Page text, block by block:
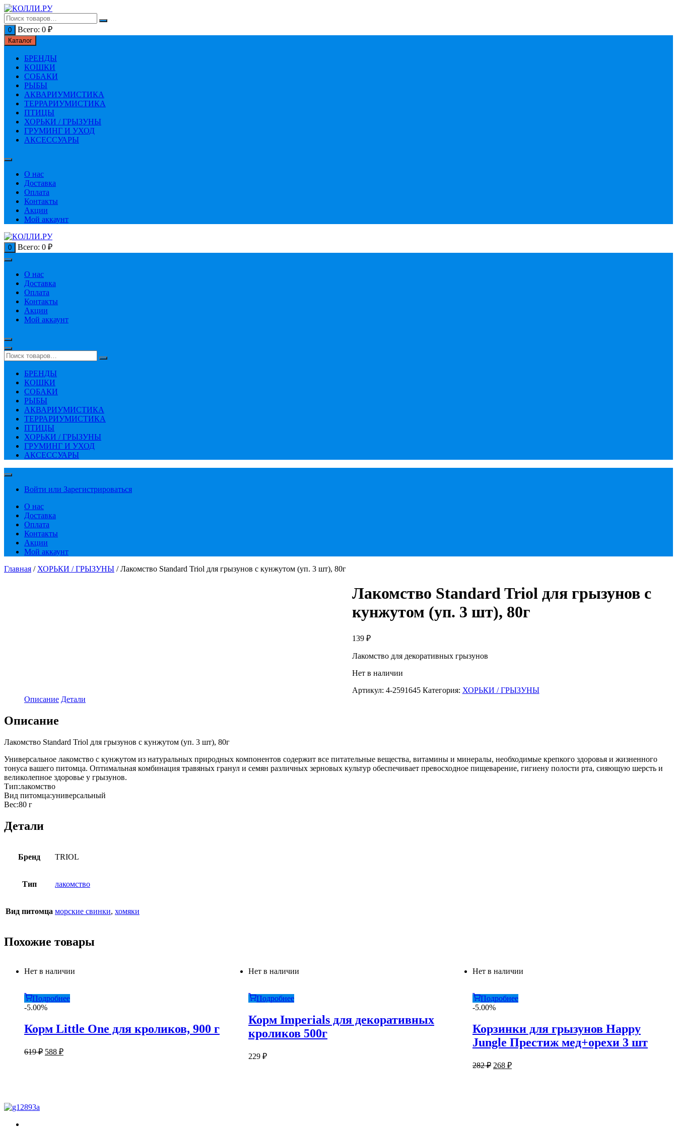
Перейти
к
содержимому
0 Всего: 0 ₽
Каталог
БРЕНДЫ
КОШКИ
СОБАКИ
РЫБЫ
АКВАРИУМИСТИКА
ТЕРРАРИУМИСТИКА
ПТИЦЫ
ХОРЬКИ / ГРЫЗУНЫ
ГРУМИНГ И УХОД
АКСЕССУАРЫ
О нас
Доставка
Оплата
Контакты
Акции
Мой аккаунт
0 Всего: 0 ₽
О нас
Доставка
Оплата
Контакты
Акции
Мой аккаунт
БРЕНДЫ
КОШКИ
СОБАКИ
РЫБЫ
АКВАРИУМИСТИКА
ТЕРРАРИУМИСТИКА
ПТИЦЫ
ХОРЬКИ / ГРЫЗУНЫ
ГРУМИНГ И УХОД
АКСЕССУАРЫ
Войти или Зарегистрироваться
О нас
Доставка
Оплата
Контакты
Акции
Мой аккаунт
Главная / ХОРЬКИ / ГРЫЗУНЫ / Лакомство Standard Triol для грызунов с кунжутом (уп. 3 шт), 80г
Лакомство Standard Triol для грызунов с
кунжутом (уп. 3 шт), 80г
139 ₽
Лакомство для декоративных грызунов
Нет в наличии
Артикул: 4-2591645 Категория: ХОРЬКИ / ГРЫЗУНЫ
Описание Детали
Описание
Лакомство Standard Triol для грызунов с кунжутом (уп. 3 шт), 80г
Универсальное лакомство с кунжутом из натуральных природных компонентов содержит все питательные вещества, витамины и минералы, необходимые крепкого здоровья и жизненного
тонуса вашего питомца. Оптимальная комбинация травяных гранул и семян различных зерновых культур обеспечивает превосходное пищеварение, гигиену полости рта, сияющую шерсть и
великолепное здоровье у грызунов.
Тип:лакомство
Вид питомца:универсальный
Вес:80 г
Детали
Бренд TRIOL
Тип лакомство
Вид питомца морские свинки, хомяки
Похожие товары
Нет в наличии
Подробнее
-5.00%
Корм Little One для кроликов, 900 г
619₽ Первоначальная
588 ₽Текущая
Нет в наличии
Подробнее
Корм Imperials для декоративных
кроликов 500г
229 ₽
Нет в наличии
Подробнее
-5.00%
Корзинки для грызунов Happy
Jungle Престиж мед+орехи 3 шт
282₽ Первоначальная
268 ₽Текущая